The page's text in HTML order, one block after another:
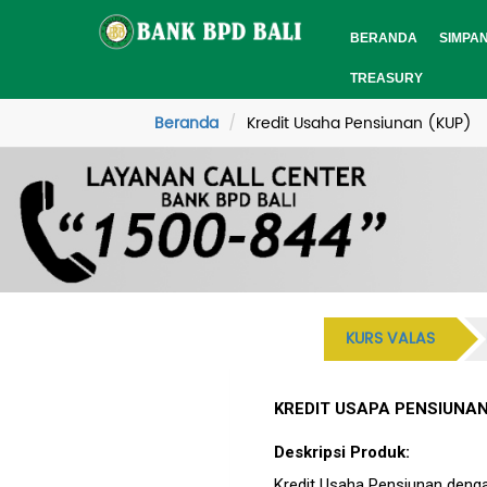
BERANDA
TREASURY
Beranda Kredit Usaha Pensiunan (KUP)
KURS VALAS
KREDIT USAPA
Deskripsi Produk: